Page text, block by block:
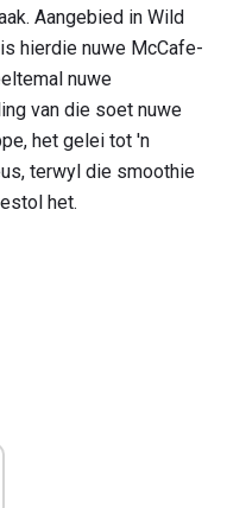
Aangebied in Wild
hierdie nuwe McCafe-
nuwe
van die soet nuwe
het gelei tot 'n
terwyl die smoothie
het.